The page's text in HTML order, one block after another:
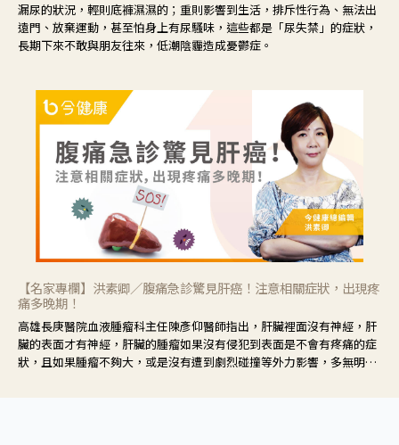
漏尿的狀況，輕則底褲濕濕的；重則影響到生活，排斥性行為、無法出
遠門、放棄運動，甚至怕身上有尿騷味，這些都是「尿失禁」的症狀，
長期下來不敢與朋友往來，低潮陰霾造成憂鬱症。
【名家專欄】洪素卿／腹痛急診驚見肝癌！注意相關症狀，出現疼
痛多晚期！
高雄長庚醫院血液腫瘤科主任陳彥仰醫師指出，肝臟裡面沒有神經，肝
臟的表面才有神經，肝臟的腫瘤如果沒有侵犯到表面是不會有疼痛的症
狀，且如果腫瘤不夠大，或是沒有遭到劇烈碰撞等外力影響，多無明顯